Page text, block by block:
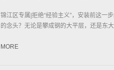
锦江区专属|拒绝“经验主义”，安装前这一
的念头？无论是攀成钢的大平层，还是东
MORE